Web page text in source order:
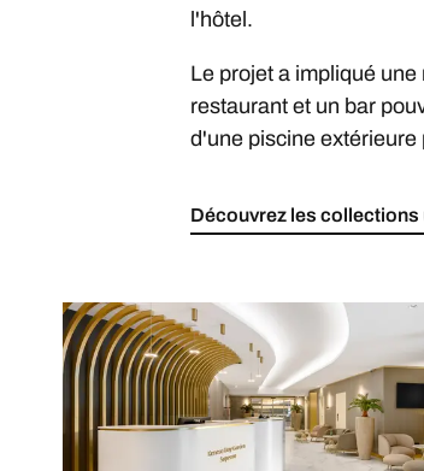
l'hôtel.
Le projet a impliqué
restaurant et un bar
d'une piscine
Découvrez les collections